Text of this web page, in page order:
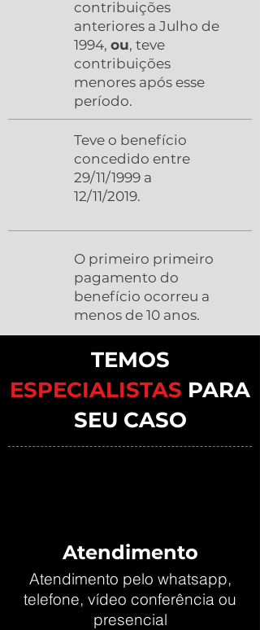
contribuições
anteriores a Julho de
1994, ou, teve
contribuições
menores após esse
período.
Teve o benefício
concedido entre
29/11/1999 a
12/11/2019.
O primeiro primeiro
pagamento do
benefício ocorreu a
menos de 10 anos.
TEMOS
ESPECIALISTAS PARA
SEU CASO
Atendimento
Atendimento pelo whatsapp,
telefone, vídeo conferência ou
presencial